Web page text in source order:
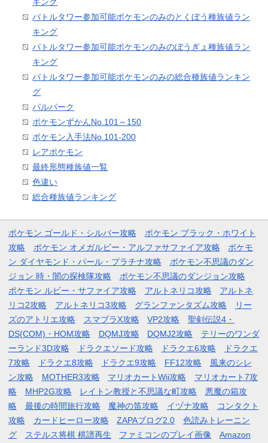
キング
バトルタワー参加可能ポケモンのみのとくぼう種族値ラン
キング
バトルタワー参加可能ポケモンのみのぼうぎょ種族値ラン
キング
バトルタワー参加可能ポケモンのみの総合種族値ランキン
グ
パルパーク
ポケモンずかんNo.101～150
ポケモン入手法No.101-200
レアポケモン
最終形態種族値一覧
色違い
総合種族値ランキング
ポケモン ゴールド・シルバー攻略
ポケモン ブラック・ホワイト
攻略
ポケモン オメガルビー・アルファサファイア攻略
ポケモ
ン ダイヤモンド・パール・プラチナ攻略
ポケモン不思議のダン
ジョン 時・闇の探検隊攻略
ポケモン不思議のダンジョン攻略
ポケモン ルビー・サファイア攻略
アルトネリコ攻略
アルトネ
リコ2攻略
アルトネリコ3攻略 グランファンタズム攻略
リー
ズのアトリエ攻略
スマブラX攻略 VP2攻略
聖剣伝説4・
DS(COM)・HOM攻略
DQMJ攻略 DQMJ2攻略
テリーのワンダ
ーランド3D攻略
ドラクエソード攻略 ドラクエ6攻略
ドラクエ
7攻略
ドラクエ8攻略 ドラクエ9攻略 FF12攻略
風来のシレ
ン攻略
MOTHER3攻略 マリオカートWii攻略
マリオカート7攻
略
MHP2G攻略 レイトン教授と不思議な町攻略
悪魔の箱攻
略
最後の時間旅行攻略 魔神の笛攻略 イヅナ攻略
コンタクト
攻略
カードヒーロー攻略 ZAPAブログ2.0
色読みトレーニン
グ
ステルス将棋 棋譜再生 ファミコンのプレイ画像 Amazon